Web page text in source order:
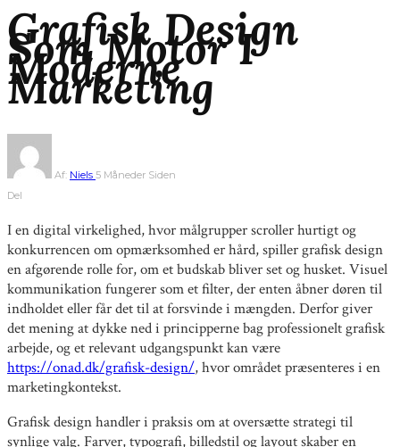
Grafisk Design
Som Motor I
Moderne
Marketing
Af: Niels 5 Måneder Siden
Del
I en digital virkelighed, hvor målgrupper scroller hurtigt og
konkurrencen om opmærksomhed er hård, spiller grafisk design
en afgørende rolle for, om et budskab bliver set og husket. Visuel
kommunikation fungerer som et filter, der enten åbner døren til
indholdet eller får det til at forsvinde i mængden. Derfor giver
det mening at dykke ned i principperne bag professionelt grafisk
arbejde, og et relevant udgangspunkt kan være
https://onad.dk/grafisk-design/, hvor området præsenteres i en
marketingkontekst.
Grafisk design handler i praksis om at oversætte strategi til
synlige valg. Farver, typografi, billedstil og layout skaber en